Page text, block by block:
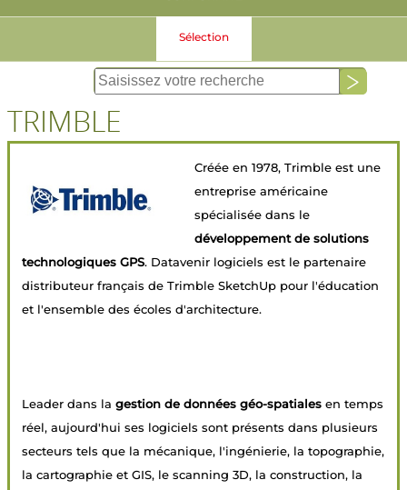
Sélection
TRIMBLE
Créée en 1978, Trimble est une
entreprise américaine
spécialisée dans le
développement de solutions
technologiques GPS. Datavenir logiciels est le partenaire
distributeur français de Trimble SketchUp pour l'éducation
et l'ensemble des écoles d'architecture.
Leader dans la gestion de données géo-spatiales en temps
réel, aujourd'hui ses logiciels sont présents dans plusieurs
secteurs tels que la mécanique, l'ingénierie, la topographie,
la cartographie et GIS, le scanning 3D, la construction, la